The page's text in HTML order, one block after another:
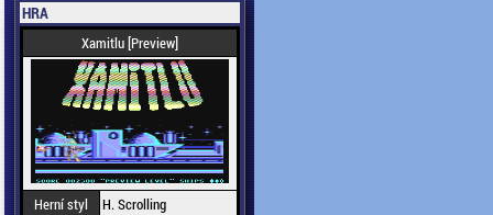
HRA
Xamitlu [Preview]
Herní styl
H. Scrolling